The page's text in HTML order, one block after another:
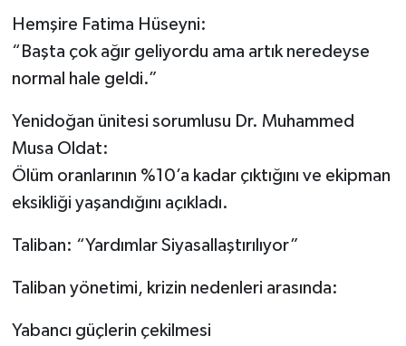
Hemşire Fatima Hüseyni:
“Başta çok ağır geliyordu ama artık neredeyse
normal hale geldi.”
Yenidoğan ünitesi sorumlusu Dr. Muhammed
Musa Oldat:
Ölüm oranlarının %10’a kadar çıktığını ve ekipman
eksikliği yaşandığını açıkladı.
Taliban: “Yardımlar Siyasallaştırılıyor”
Taliban yönetimi, krizin nedenleri arasında:
Yabancı güçlerin çekilmesi